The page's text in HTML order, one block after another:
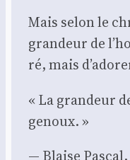
Mais selon le
gran­deur de
ré, mais
« La gran­deur
genoux. »
— Blaise Pas­cal,